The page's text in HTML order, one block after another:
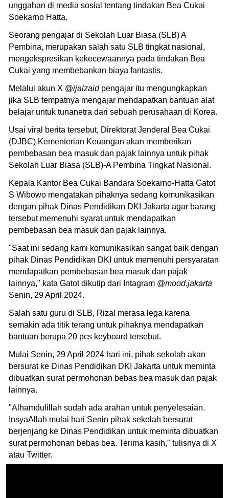
unggahan di media sosial tentang tindakan Bea Cukai
Soekarno Hatta.
Seorang pengajar di Sekolah Luar Biasa (SLB) A
Pembina, merupakan salah satu SLB tingkat nasional,
mengekspresikan kekecewaannya pada tindakan Bea
Cukai yang membebankan biaya fantastis.
Melalui akun X @ijalzaid pengajar itu mengungkapkan
jika SLB tempatnya mengajar mendapatkan bantuan alat
belajar untuk tunanetra dari sebuah perusahaan di Korea.
Usai viral berita tersebut, Direktorat Jenderal Bea Cukai
(DJBC) Kementerian Keuangan akan memberikan
pembebasan bea masuk dan pajak lainnya untuk pihak
Sekolah Luar Biasa (SLB)-A Pembina Tingkat Nasional.
Kepala Kantor Bea Cukai Bandara Soekarno-Hatta Gatot
S Wibowo mengatakan pihaknya sedang komunikasikan
dengan pihak Dinas Pendidikan DKI Jakarta agar barang
tersebut memenuhi syarat untuk mendapatkan
pembebasan bea masuk dan pajak lainnya.
"Saat ini sedang kami komunikasikan sangat baik dengan
pihak Dinas Pendidikan DKI untuk memenuhi persyaratan
mendapatkan pembebasan bea masuk dan pajak
lainnya," kata Gatot dikutip dari Intagram @mood.jakarta
Senin, 29 April 2024.
Salah satu guru di SLB, Rizal merasa lega karena
semakin ada titik terang untuk pihaknya mendapatkan
bantuan berupa 20 pcs keyboard tersebut.
Mulai Senin, 29 April 2024 hari ini, pihak sekolah akan
bersurat ke Dinas Pendidikan DKI Jakarta untuk meminta
dibuatkan surat permohonan bebas bea masuk dan pajak
lainnya.
"Alhamdulillah sudah ada arahan untuk penyelesaian.
InsyaAllah mulai hari Senin pihak sekolah bersurat
berjenjang ke Dinas Pendidikan untuk meminta dibuatkan
surat permohonan bebas bea. Terima kasih," tulisnya di X
atau Twitter.